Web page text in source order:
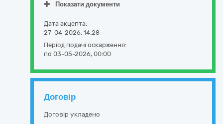
Показати документи
Дата акцепта:
27-04-2026, 14:28
Період подачі оскарження:
по 03-05-2026, 00:00
Договір
Договір укладено